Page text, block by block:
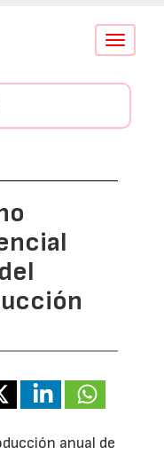
Conmutar
anual de